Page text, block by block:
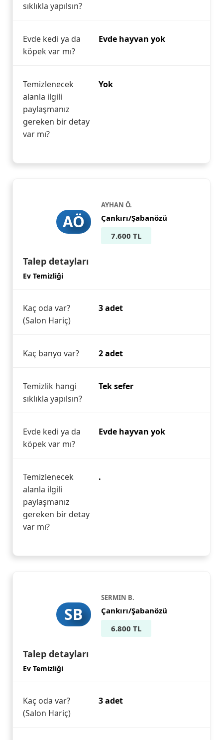
sıklıkla yapılsın?
Evde kedi ya da
köpek var mı?
Evde hayvan yok
Temizlenecek
alanla ilgili
paylaşmanız
gereken bir detay
var mı?
Yok
AÖ
AYHAN Ö.
Çankırı/Şabanözü
7.600 TL
Talep detayları
Ev Temizliği
Kaç oda var?
(Salon Hariç)
3 adet
Kaç banyo var? 2 adet
Temizlik hangi
sıklıkla yapılsın?
Tek sefer
Evde kedi ya da
köpek var mı?
Evde hayvan yok
Temizlenecek
alanla ilgili
paylaşmanız
gereken bir detay
var mı?
.
SB
SERMIN B.
Çankırı/Şabanözü
6.800 TL
Talep detayları
Ev Temizliği
Kaç oda var?
(Salon Hariç)
3 adet